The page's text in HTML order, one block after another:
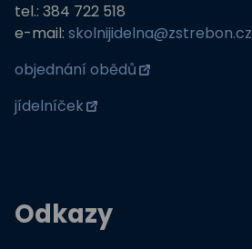
tel.: 384 722 518
e-mail: skolnijidelna@zstrebon.cz
objednání obědů
jídelníček
Odkazy